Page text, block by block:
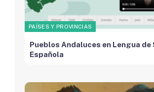
PAÍSES Y PROVINCIAS
Pueblos Andaluces en Lengua de
Española